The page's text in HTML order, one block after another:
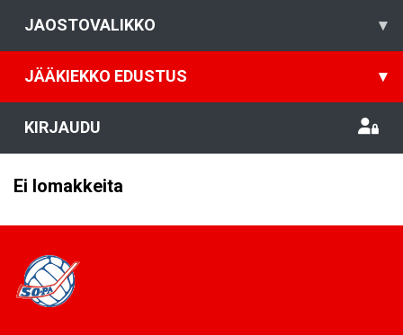
JAOSTOVALIKKO ▾
JÄÄKIEKKO EDUSTUS ▾
KIRJAUDU
Ei lomakkeita